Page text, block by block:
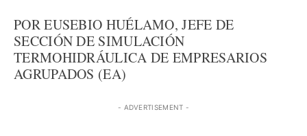
POR EUSEBIO HUÉLAMO, JEFE DE
SECCIÓN DE SIMULACIÓN
TERMOHIDRÁULICA DE EMPRESARIOS
AGRUPADOS (EA)
- ADVERTISEMENT -